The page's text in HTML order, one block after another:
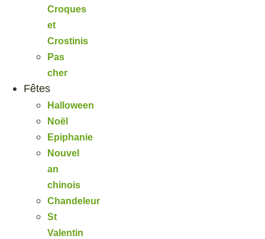
Croques
et
Crostinis
Pas
cher
Fêtes
Halloween
Noël
Epiphanie
Nouvel
an
chinois
Chandeleur
St
Valentin